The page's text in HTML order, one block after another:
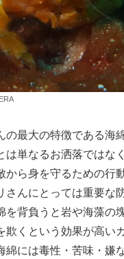
の最大の特徴である海
は単なるお洒落ではな
から身を守るための行
さんにとっては重要な
を背負うと岩や海藻の
欺くという効果が高い
綿には毒性・苦味・嫌